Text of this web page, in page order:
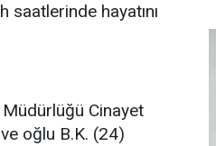
saatlerinde hayatını
Cinayet
oğlu B.K. (24)